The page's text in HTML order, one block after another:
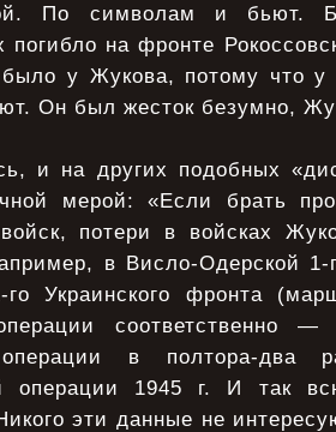
По символам и бьют.
на фронте
у Жукова, потому что у
Он был жесток безумно,
и на других подобных
мерой: «Если брать
потери в войсках
в Висло-Одерской 1-
Украинского фронта
операции в полтора-
операции 1945 г. И так
эти данные не